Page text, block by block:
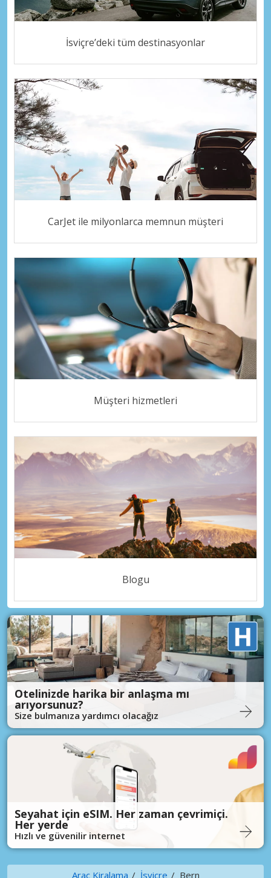
İsviçre’deki tüm destinasyonlar
CarJet ile milyonlarca memnun müşteri
Müşteri hizmetleri
Blogu
Otelinizde harika bir anlaşma mı
arıyorsunuz?
Size bulmanıza yardımcı olacağız
Seyahat için eSIM. Her zaman çevrimiçi.
Her yerde
Hızlı ve güvenilir internet
Araç Kiralama İsviçre Bern